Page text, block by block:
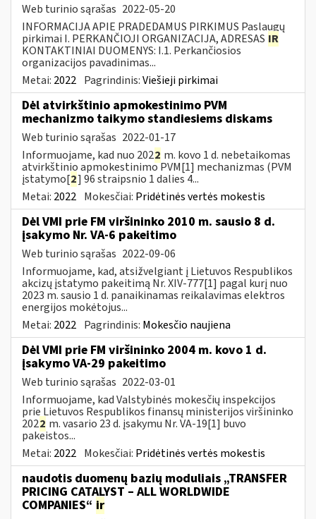
Web turinio sąrašas 2022-05-20
INFORMACIJA APIE PRADEDAMUS PIRKIMUS Paslaugų
pirkimai I. PERKANČIOJI ORGANIZACIJA, ADRESAS IR
KONTAKTINIAI DUOMENYS: I.1. Perkančiosios
organizacijos pavadinimas...
Metai: 2022 Pagrindinis:Viešieji pirkimai
Dėl atvirkštinio apmokestinimo PVM
mechanizmo taikymo standiesiems diskams
Web turinio sąrašas 2022-01-17
Informuojame, kad nuo 2022 m. kovo 1 d. nebetaikomas
atvirkštinio apmokestinimo PVM[1] mechanizmas (PVM
įstatymo[2] 96 straipsnio 1 dalies 4...
Metai: 2022 Mokesčiai: Pridėtinės vertės mokestis
Dėl VMI prie FM viršininko 2010 m. sausio 8 d.
įsakymo Nr. VA-6 pakeitimo
Web turinio sąrašas 2022-09-06
Informuojame, kad, atsižvelgiant į Lietuvos Respublikos
akcizų įstatymo pakeitimą Nr. XIV-777[1] pagal kurį nuo
2023 m. sausio 1 d. panaikinamas reikalavimas elektros
energijos mokėtojus...
Metai: 2022 Pagrindinis: Mokesčio naujiena
Dėl VMI prie FM viršininko 2004 m. kovo 1 d.
įsakymo VA-29 pakeitimo
Web turinio sąrašas 2022-03-01
Informuojame, kad Valstybinės mokesčių inspekcijos
prie Lietuvos Respublikos finansų ministerijos viršininko
2022 m. vasario 23 d. įsakymu Nr. VA-19[1] buvo
pakeistos...
Metai: 2022 Mokesčiai: Pridėtinės vertės mokestis
naudotis duomenų bazių moduliais „TRANSFER
PRICING CATALYST – ALL WORLDWIDE
COMPANIES“ ir